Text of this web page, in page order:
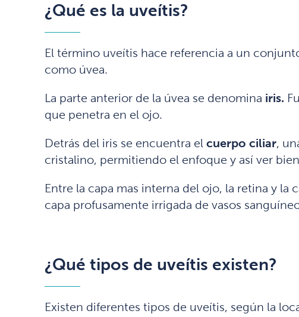
¿Qué es la uveítis?
El término uveítis hace referencia a un
como úvea.
La parte anterior de la úvea se denomina iris.
que penetra en el ojo.
Detrás del iris se encuentra el cuerpo ciliar,
cristalino, permitiendo el enfoque y así ver
Entre la capa mas interna del ojo, la retina y la
capa profusamente irrigada de vasos
¿Qué tipos de uveítis existen?
Existen diferentes tipos de uveítis, según la